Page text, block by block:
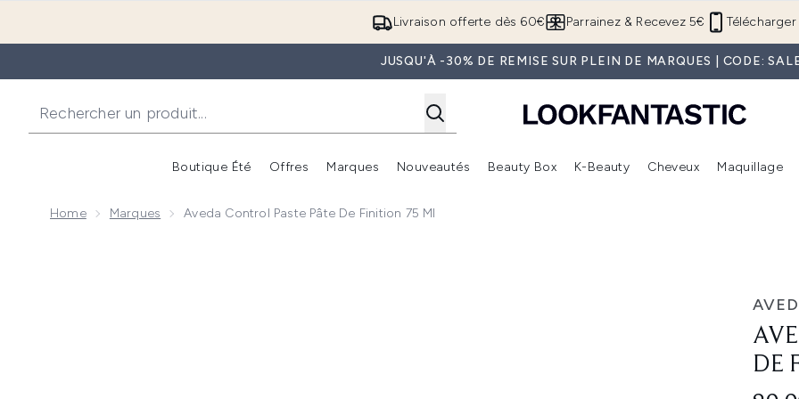
Passer au contenu principal
Livraison offerte dès 60€ Télécharger
Parrainez & Recevez 5€
JUSQU'À -30% DE REMISE SUR PLEIN DE MARQUES | CODE:
Boutique Été
Accédez au sous-menu (Boutique Été )
Offres
Accédez au sous-menu (Offres)
Marques
Accédez au sous-menu (Marques)
Nouveautés
Accédez au sous-menu (Nouveautés)
Beauty Box
Accédez au sous-menu (Beauty Box)
K-Beauty Cheveux Maquillage
Home Marques Aveda Control Paste Pâte De Finition 75 Ml
DE